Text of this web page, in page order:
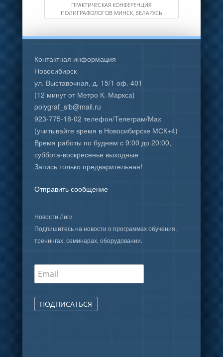
ПРАКТИЧЕСКАЯ КОНФЕРЕНЦИЯ
ПОЛИГРАФОЛОГОВ МИНСК, БЕЛАРУСЬ
Контактная информация
Новосибирск
ул. Выставочная, д. 15/1 оф. 401
(12 минут от Метро К. Маркса)
polygraf_sib@mail.ru
923-775-18-02 телефон/Телеграм/Мах
(учитывайте время в Новосибирске МСК+4)
Время работы по будням с 9:00 до 20:00,
суббота-воскресенье выходные
Запись только предварительная!
Отправить сообщение
Новости Лиги
Подпишитесь на новости о программах обучения,
тренингах, семинарах, оборудовании.
ПОДПИСАТЬСЯ